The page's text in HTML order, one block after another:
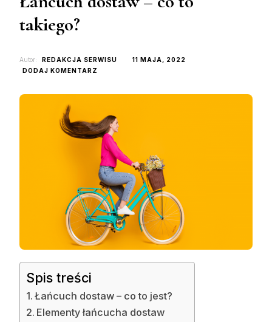
takiego?
Autor: REDAKCJA SERWISU
11 MAJA, 2022
DODAJ KOMENTARZ
TO
TAKIEGO?
Spis treści
Łańcuch dostaw – co to jest?
Elementy łańcucha dostaw